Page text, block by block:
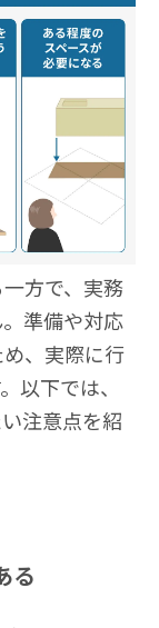
方で、実務
準備や対応
、実際に行
以下では、
注意点を紹
る